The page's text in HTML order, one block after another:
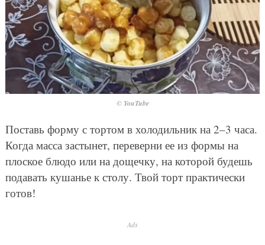
© YouTube
Поставь форму с тортом в холодильник на 2–3 часа.
Когда масса застынет, переверни ее из формы на
плоское блюдо или на дощечку, на которой будешь
подавать кушанье к столу. Твой торт практически
готов!
Ads